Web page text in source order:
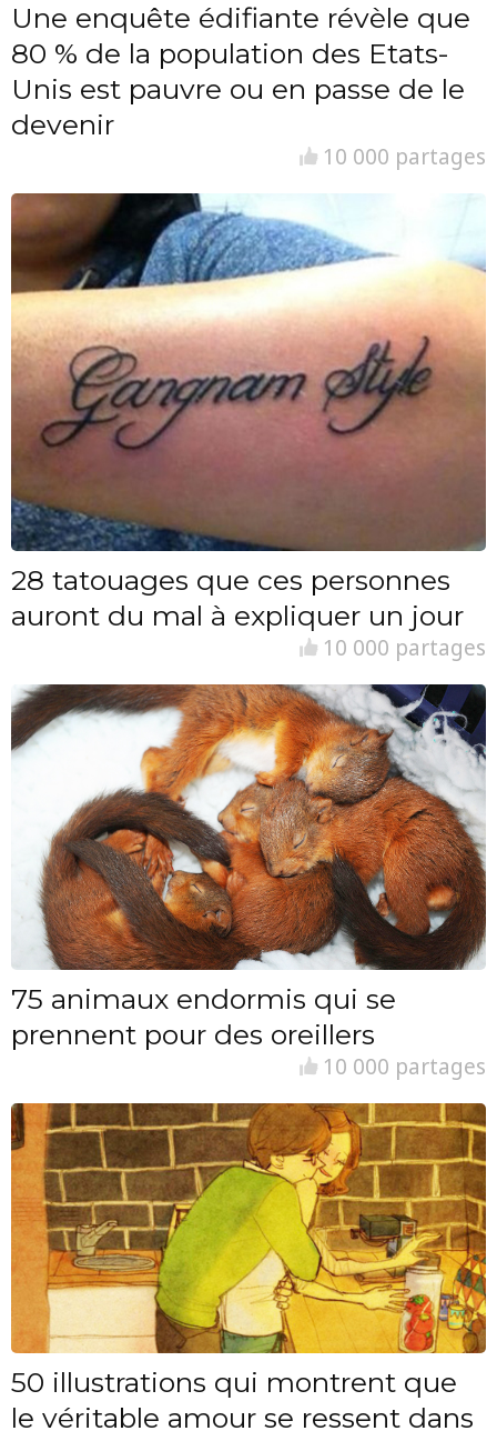
Une enquête édifiante révèle que
80 % de la population des Etats-
Unis est pauvre ou en passe de le
devenir
10 000 partages
28 tatouages que ces personnes
auront du mal à expliquer un jour
10 000 partages
75 animaux endormis qui se
prennent pour des oreillers
10 000 partages
50 illustrations qui montrent que
le véritable amour se ressent dans